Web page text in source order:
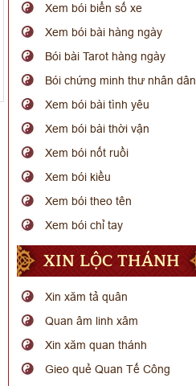
Xem bói biển số xe
Xem bói bài hàng ngày
Bói bài Tarot hàng ngày
Bói chứng minh thư nhân dân
Xem bói bài tình yêu
Xem bói bài thời vận
Xem bói nốt ruồi
Xem bói kiều
Xem bói theo tên
Xem bói chỉ tay
XIN LỘC THÁNH
Xin xăm tả quân
Quan âm linh xâm
Xin xăm quan thánh
Gieo quẻ Quan Tế Công